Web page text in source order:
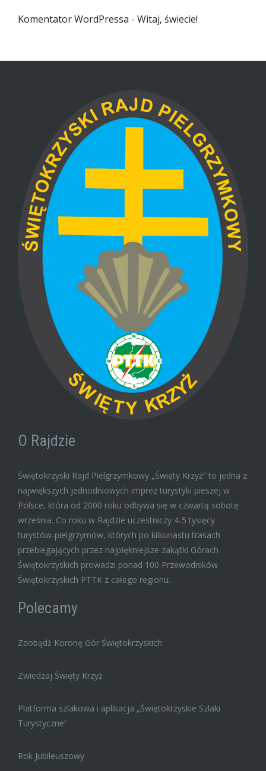
Komentator WordPressa - Witaj, świecie!
O Rajdzie
Świętokrzyski Rajd Pielgrzymkowy „Święty Krzyż” to jedna z
największych jednodniowych imprez turystyki pieszej w
Polsce, która od 2000 roku odbywa się w czwartą sobotę
września. Co roku w Rajdzie uczestniczy 4-5 tysięcy
turystów-pielgrzymów, których po kilkunastu trasach
przebiegających przez najpiękniejsze zakątki Górach
Świętokrzyskich prowadzi ponad 100 Przewodników
Świętokrzyskich PTTK z całego regionu.
Polecamy
Zdobądź Koronę Gór Świętokrzyskich
Zwiedzaj Święty Krzyż
Platforma szlakowa i aplikacja „Świętokrzyskie Szlaki
Turystyczne”
Rok Jubileuszowy